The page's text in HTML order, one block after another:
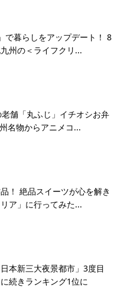
で暮らしをアップデート！ 8
州の＜ライフクリ...
舗「丸ふじ」イチオシお弁
名物からアニメコ...
！ 絶品スイーツが心を解き
ア」に行ってみた...
本新三大夜景都市」3度目
続きランキング1位に